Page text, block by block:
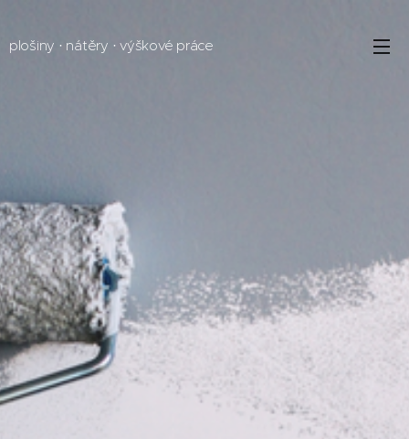
plošiny · nátěry · výškové práce